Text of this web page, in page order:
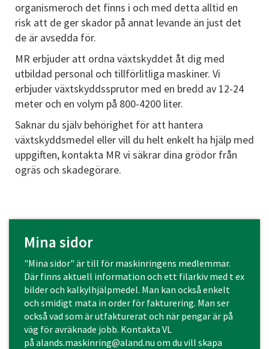
organismeroch det finns i och med detta alltid en
risk att de ger skador på annat levande än just det
de är avsedda för.
MR erbjuder att ordna växtskyddet åt dig med
utbildad personal och tillförlitliga maskiner. Vi
erbjuder växtskyddssprutor med en bredd av 12-24
meter och en volym på 800-4200 liter.
Saknar du själv behörighet för att hantera
växtskyddsmedel eller vill du helt enkelt ha hjälp med
uppgiften, kontakta MR vi säkrar dina grödor från
ogräs och skadegörare.
Mina sidor
"Mina sidor" är till för maskinringens medlemmar.
Där finns aktuell information och ett filarkiv med t ex
bilder och kalkylhjälpmedel. Man kan också enkelt
och smidigt mata in order för fakturering. Man ser
också vad som är utfakturerat och när pengar är på
väg för avräknade jobb. Kontakta VL
på alands.maskinring@aland.nu om du vill skapa